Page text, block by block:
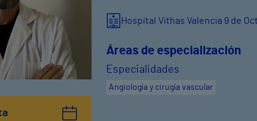
Hospital Vithas Valencia 9 de
Áreas de especialización
Especialidades
Angiología y cirugía vascular